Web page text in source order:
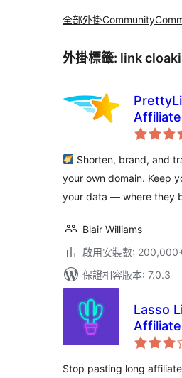
全部外掛Community
外掛標籤: link
&
Links
Shorten, brand, and
your own domain. Keep
your data — where they
Blair Williams
啟用安裝數:
保證相容版本: 7.0.3
Lasso
Stop pasting long